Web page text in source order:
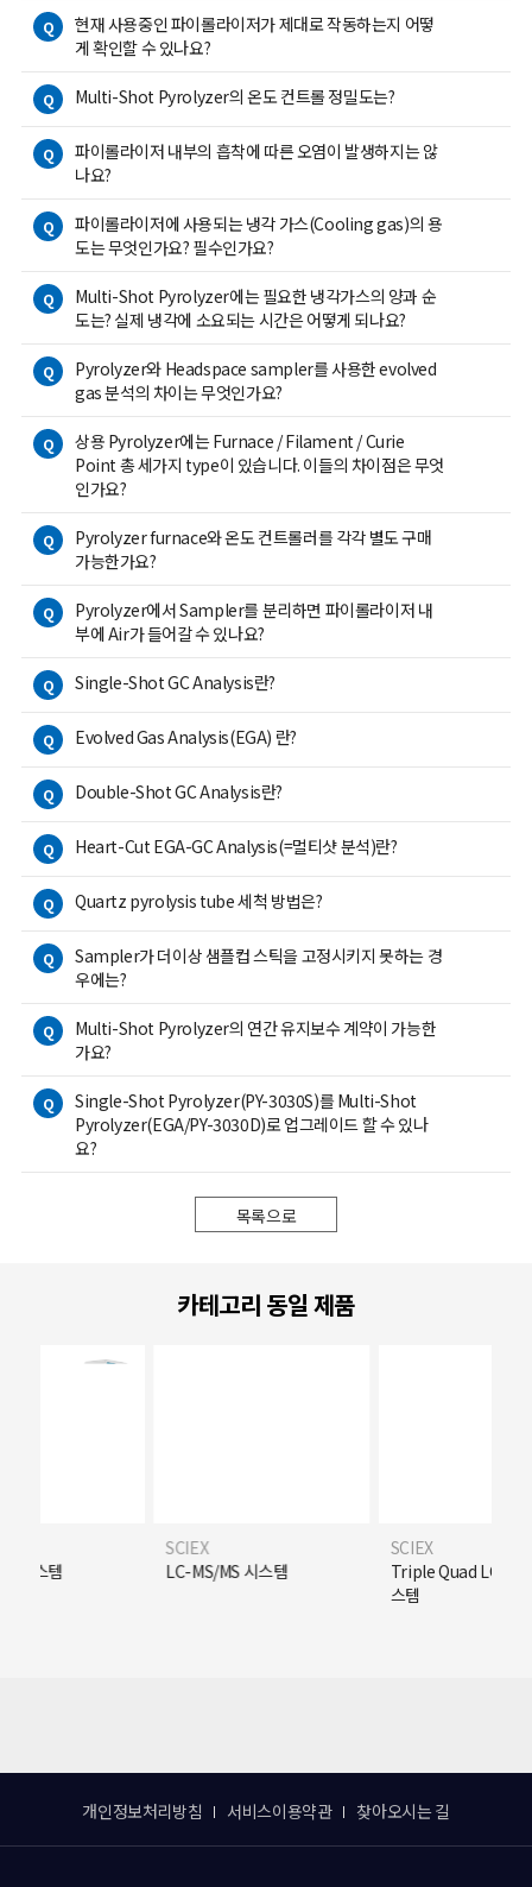
Q
현재 사용중인 파이롤라이저가 제대로 작동하는지 어떻
게 확인할 수 있나요?
Q Multi-Shot Pyrolyzer의 온도 컨트롤 정밀도는?
Q
파이롤라이저 내부의 흡착에 따른 오염이 발생하지는 않
나요?
Q
파이롤라이저에 사용되는 냉각 가스(Cooling gas)의 용
도는 무엇인가요? 필수인가요?
Q
Multi-Shot Pyrolyzer에는 필요한 냉각가스의 양과 순
도는? 실제 냉각에 소요되는 시간은 어떻게 되나요?
Q
Pyrolyzer와 Headspace sampler를 사용한 evolved
gas 분석의 차이는 무엇인가요?
Q
상용 Pyrolyzer에는 Furnace / Filament / Curie
Point 총 세가지 type이 있습니다. 이들의 차이점은 무엇
인가요?
Q
Pyrolyzer furnace와 온도 컨트롤러를 각각 별도 구매
가능한가요?
Q
Pyrolyzer에서 Sampler를 분리하면 파이롤라이저 내
부에 Air가 들어갈 수 있나요?
Q Single-Shot GC Analysis란?
Q Evolved Gas Analysis(EGA) 란?
Q Double-Shot GC Analysis란?
Q Heart-Cut EGA-GC Analysis(=멀티샷 분석)란?
Q Quartz pyrolysis tube 세척 방법은?
Q
Sampler가 더이상 샘플컵 스틱을 고정시키지 못하는 경
우에는?
Q
Multi-Shot Pyrolyzer의 연간 유지보수 계약이 가능한
가요?
Q
Single-Shot Pyrolyzer(PY-3030S)를 Multi-Shot
Pyrolyzer(EGA/PY-3030D)로 업그레이드 할 수 있나
요?
목록으로
카테고리 동일 제품
시스템
SCIEX
LC-MS/MS 시스템
SCIEX
Triple Quad LC-
스템
개인정보처리방침 서비스이용약관 찾아오시는 길